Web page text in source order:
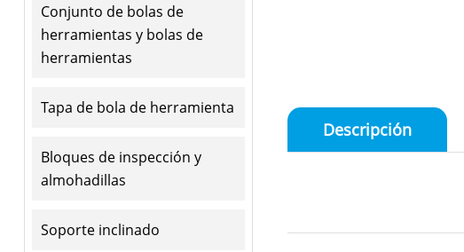
Conjunto de bolas de
herramientas y bolas de
herramientas
Tapa de bola de herramienta
Bloques de inspección y
almohadillas
Soporte inclinado
Descripción